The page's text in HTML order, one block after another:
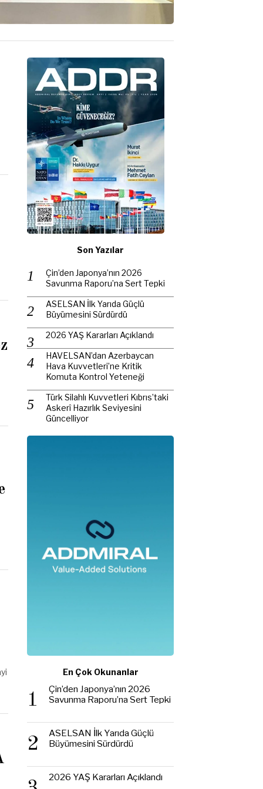
Son Yazılar
Çin’den Japonya’nın 2026
Savunma Raporu’na Sert Tepki
ASELSAN İlk Yarıda Güçlü
Büyümesini Sürdürdü
2026 YAŞ Kararları Açıklandı
HAVELSAN’dan Azerbaycan
Hava Kuvvetleri’ne Kritik
Komuta Kontrol Yeteneği
Türk Silahlı Kuvvetleri Kıbrıs’taki
Askerî Hazırlık Seviyesini
Güncelliyor
En Çok Okunanlar
1
Çin’den Japonya’nın 2026
Savunma Raporu’na Sert Tepki
2
ASELSAN İlk Yarıda Güçlü
Büyümesini Sürdürdü
2026 YAŞ Kararları Açıklandı